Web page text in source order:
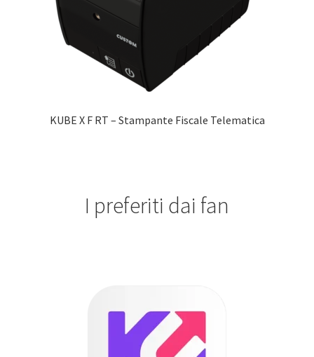
KUBE X F RT – Stampante Fiscale Telematica
I preferiti dai fan